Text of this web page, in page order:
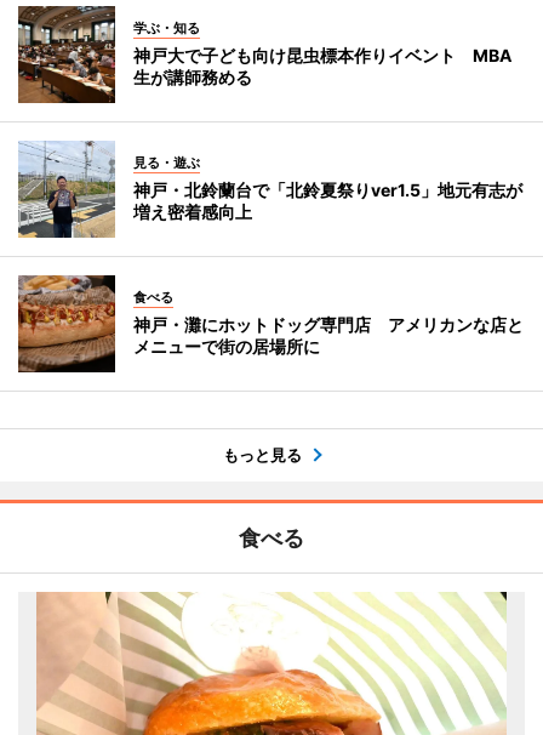
学ぶ・知る
神戸大で子ども向け昆虫標本作りイベント MBA
生が講師務める
見る・遊ぶ
神戸・北鈴蘭台で「北鈴夏祭りver1.5」地元有志が
増え密着感向上
食べる
神戸・灘にホットドッグ専門店 アメリカンな店と
メニューで街の居場所に
もっと見る
食べる